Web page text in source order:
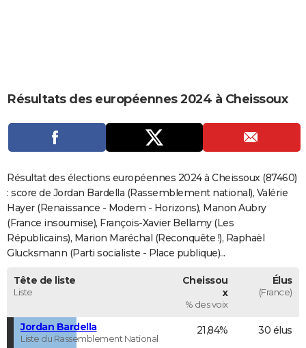
CARTE DE VOEUX
Carte de Noël
Carte Bonne année
Carte Saint-Valentin
Carte Pâques
Carte d'anniversaire
DICTIONNAIRE
Dictionnaire
Biographies
Citations
Expressions
Proverbes
PROGRAMME TV
COPAINS D'AVANT
S'inscrire
Se connecter
Lycées
Collèges
Primaires
Universités
Entreprises
Service militaire
Avis de recherche
AVIS DE DÉCÈS
FORUM
Résultats des européennes 2024 à Cheissoux
Résultat des élections européennes 2024 à Cheissoux (87460)
: score de Jordan Bardella (Rassemblement national), Valérie
Hayer (Renaissance - Modem - Horizons), Manon Aubry
(France insoumise), François-Xavier Bellamy (Les
Républicains), Marion Maréchal (Reconquête !), Raphaël
Glucksmann (Parti socialiste - Place publique)...
Tête de liste
Liste
Cheissou
x
% des voix
Élus
(France)
Jordan Bardella
Liste du Rassemblement National
21,84% 30 élus